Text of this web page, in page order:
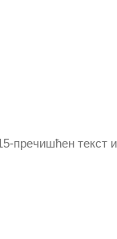
пречишћен текст